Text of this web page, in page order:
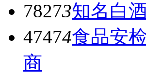
78273知名白
47474食品安
商